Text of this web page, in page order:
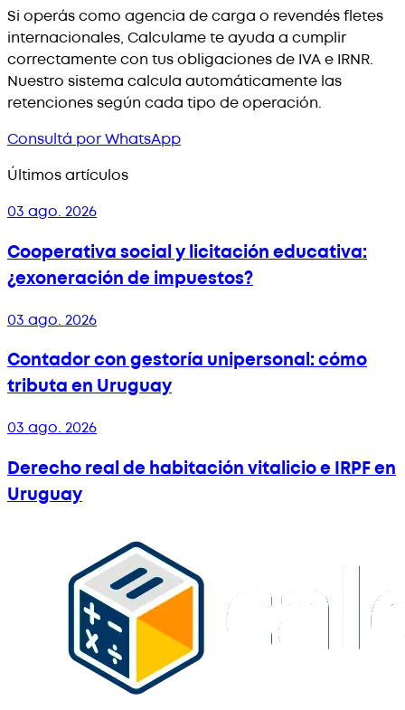
Si operás como agencia de carga o revendés fletes
internacionales, Calculame te ayuda a cumplir
correctamente con tus obligaciones de IVA e IRNR.
Nuestro sistema calcula automáticamente las
retenciones según cada tipo de operación.
Consultá por WhatsApp
Últimos artículos
03 ago. 2026
Cooperativa social y licitación educativa:
¿exoneración de impuestos?
03 ago. 2026
Contador con gestoría unipersonal: cómo
tributa en Uruguay
03 ago. 2026
Derecho real de habitación vitalicio e IRPF en
Uruguay